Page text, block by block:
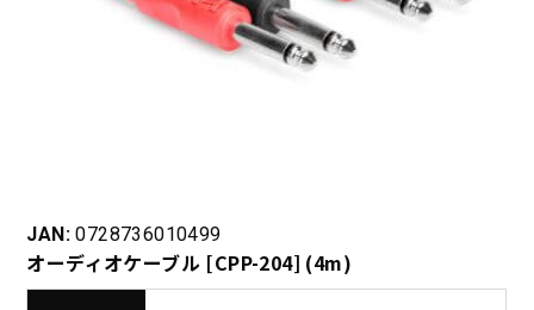
JAN: 0728736010499
オーディオケーブル [CPP-204] (4m)